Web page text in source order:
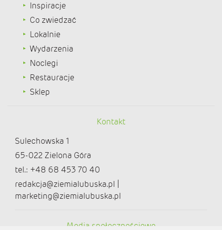
Inspiracje
Co zwiedzać
Lokalnie
Wydarzenia
Noclegi
Restauracje
Sklep
Kontakt
Sulechowska 1
65-022 Zielona Góra
tel.: +48 68 453 70 40
redakcja@ziemialubuska.pl |
marketing@ziemialubuska.pl
Media społecznościowe